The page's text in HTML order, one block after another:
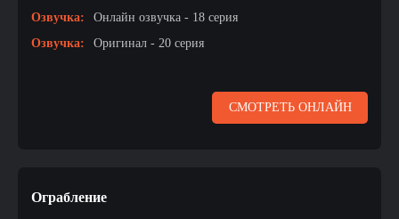
Озвучка:
Онлайн озвучка - 18 серия
Озвучка:
Оригинал - 20 серия
СМОТРЕТЬ ОНЛАЙН
Ограбление